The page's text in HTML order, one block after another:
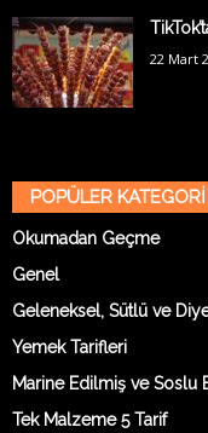
22 Mart
POPÜLER KATEGORİ
Okumadan Geçme
Genel
Geleneksel, Sütlü ve
Yemek Tarifleri
Marine Edilmiş ve Soslu
Tek Malzeme 5 Tarif